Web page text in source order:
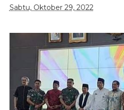
Sabtu, Oktober 29, 2022